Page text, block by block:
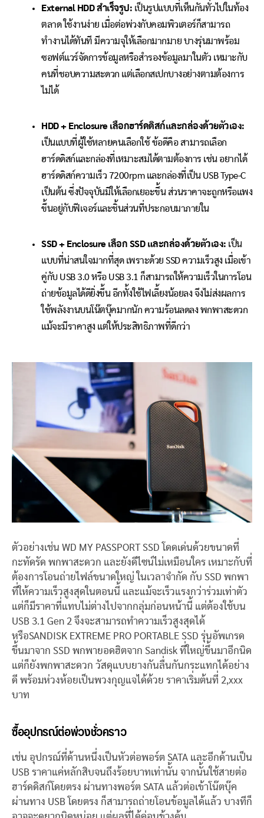
External HDD สำเร็จรูป: เป็นรูปแบบที่เห็นกันทั่วไปในท้อง
ตลาด ใช้งานง่าย เมื่อต่อพ่วงกับคอมพิวเตอร์ก็สามารถ
ทำงานได้ทันที มีความจุให้เลือกมากมาย บางรุ่นมาพร้อม
ซอฟต์แวร์จัดการข้อมูลหรือสำรองข้อมูลมาในตัว เหมาะกับ
คนที่ชอบความสะดวก แต่เลือกสเปกบางอย่างตามต้องการ
ไม่ได้
HDD + Enclosure เลือกฮาร์ดดิสก์และกล่องด้วยตัวเอง:
เป็นแบบที่ผู้ใช้หลายคนเลือกใช้ ข้อดีคือ สามารถเลือก
ฮาร์ดดิสก์และกล่องที่เหมาะสมได้ตามต้องการ เช่น อยากได้
ฮาร์ดดิสก์ความเร็ว 7200rpm และกล่องที่เป็น USB Type-C
เป็นต้น ซึ่งปัจจุบันมีให้เลือกเยอะขึ้น ส่วนราคาจะถูกหรือแพง
ขึ้นอยู่กับฟีเจอร์และชิ้นส่วนที่ประกอบมาภายใน
SSD + Enclosure เลือก SSD และกล่องด้วยตัวเอง: เป็น
แบบที่น่าสนใจมากที่สุด เพราะด้วย SSD ความเร็วสูง เมื่อเข้า
คู่กับ USB 3.0 หรือ USB 3.1 ก็สามารถให้ความเร็วในการโอน
ถ่ายข้อมูลได้ดียิ่งขึ้น อีกทั้งใช้ไฟเลี้ยงน้อยลง จึงไม่ส่งผลการ
ใช้พลังงานบนโน๊ตบุ๊คมากนัก ความร้อนลดลง พกพาสะดวก
แม้จะมีราคาสูง แต่ให้ประสิทธิภาพที่ดีกว่า
ตัวอย่างเช่น WD MY PASSPORT SSD โดดเด่นด้วยขนาดที่
กะทัดรัด พกพาสะดวก และยังดีไซน์ไม่เหมือนใคร เหมาะกับที่
ต้องการโอนถ่ายไฟล์ขนาดใหญ่ ในเวลาจำกัด กับ SSD พกพา
ที่ให้ความเร็วสูงสุดในตอนนี้ และแม้จะเร็วแรงกว่าร่วมเท่าตัว
แต่ก็มีราคาที่แทบไม่ต่างไปจากกลุ่มก่อนหน้านี้ แต่ต้องใช้บน
USB 3.1 Gen 2 จึงจะสามารถทำความเร็วสูงสุดได้
หรือSANDISK EXTREME PRO PORTABLE SSD รุ่นอัพเกรด
ขึ้นมาจาก SSD พกพายอดฮิตจาก Sandisk ที่ใหญ่ขึ้นมาอีกนิด
แต่ก็ยังพกพาสะดวก วัสดุแบบยางกันลื่นกันกระแทกได้อย่าง
ดี พร้อมห่วงห้อยเป็นพวงกุญแจได้ด้วย ราคาเริ่มต้นที่ 2,xxx
บาท
ซื้ออุปกรณ์ต่อพ่วงชั่วคราว
เช่น อุปกรณ์ที่ด้านหนึ่งเป็นหัวต่อพอร์ต SATA และอีกด้านเป็น
USB ราคาแค่หลักสิบจนถึงร้อยบาทเท่านั้น จากนั้นใช้สายต่อ
ฮาร์ดดิสก์โดยตรง ผ่านทางพอร์ต SATA แล้วต่อเข้าโน๊ตบุ๊ค
ผ่านทาง USB โดยตรง ก็สามารถถ่ายโอนข้อมูลได้แล้ว บางทีก็